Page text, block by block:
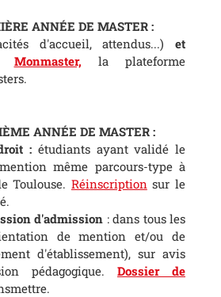
ANNÉE DE MASTER :
d'accueil, attendus...) et
Monmaster,
la plateforme
ÈME ANNÉE DE MASTER :
: étudiants ayant validé le
même parcours-type à
Toulouse. Réinscription sur le
d'admission : dans tous les
de mention et/ou de
d'établissement), sur avis
pédagogique. Dossier de